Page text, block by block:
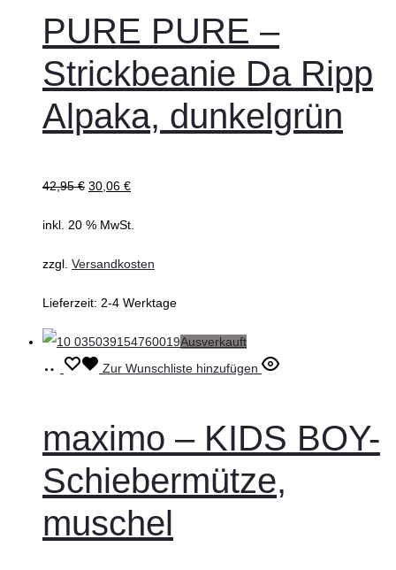
PURE PURE –
Strickbeanie Da Ripp
Alpaka, dunkelgrün
42,95€ 30,06 €
inkl. 20 % MwSt.
zzgl. Versandkosten
Lieferzeit: 2-4 Werktage
Ausverkauft
Ausführung
Dieses
mehrere
Varianten
auf.
Zur Wunschliste hinzufügen
maximo – KIDS BOY-
Schiebermütze,
muschel